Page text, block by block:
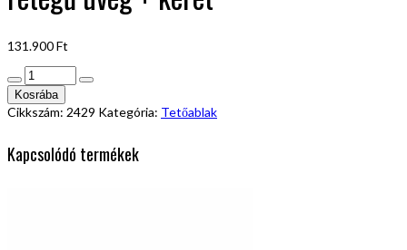
131.900Ft
Rooflite
Trio
Pine
114x140cm
rétegű
üveg
Kosrába
Cikkszám: 2429 Kategória: Tetőablak
Kapcsolódó termékek